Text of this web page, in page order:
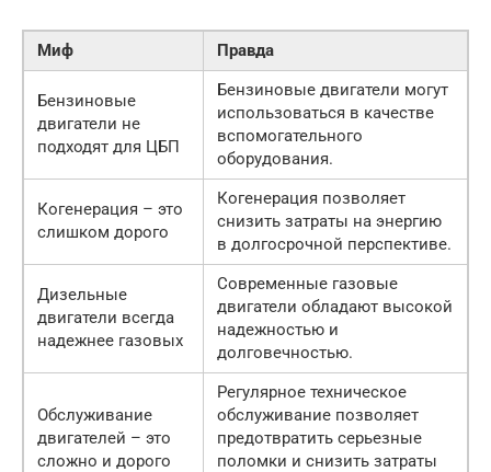
Миф Правда
Бензиновые
двигатели не
подходят для ЦБП
Бензиновые двигатели могут
использоваться в качестве
вспомогательного
оборудования.
Когенерация – это
слишком дорого
Когенерация позволяет
снизить затраты на энергию
в долгосрочной перспективе.
Дизельные
двигатели всегда
надежнее газовых
Современные газовые
двигатели обладают высокой
надежностью и
долговечностью.
Обслуживание
двигателей – это
сложно и дорого
Регулярное техническое
обслуживание позволяет
предотвратить серьезные
поломки и снизить затраты